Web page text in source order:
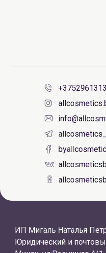
ИП Мигаль Наталья
Юридический и